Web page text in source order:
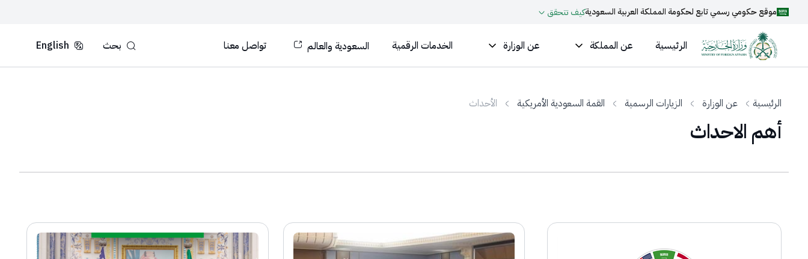
موقع حكومي رسمي تابع لحكومة المملكة العربية السعوديةكيف تتحقق
الرئيسية عن المملكة عن الوزارة الخدمات الرقمية السعودية والعالم تواصل معنا بحث English
الرئيسية عن الوزارة الزيارات الرسمية القمة السعودية الأمريكية الأحداث
أهم الاحداث